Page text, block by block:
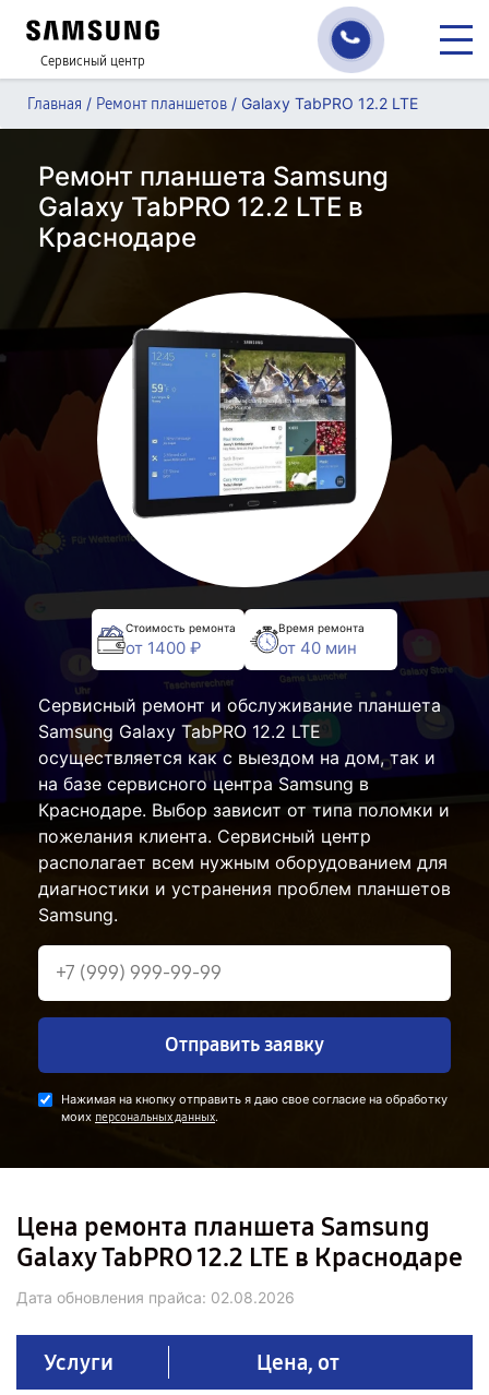
Сервисный центр
Главная / Ремонт планшетов / Galaxy TabPRO 12.2 LTE
Ремонт планшета Samsung
Galaxy TabPRO 12.2 LTE в
Краснодаре
Стоимость ремонта
от 1400 ₽
Время ремонта
от 40 мин
Сервисный ремонт и обслуживание планшета
Samsung Galaxy TabPRO 12.2 LTE
осуществляется как с выездом на дом, так и
на базе сервисного центра Samsung в
Краснодаре. Выбор зависит от типа поломки и
пожелания клиента. Сервисный центр
располагает всем нужным оборудованием для
диагностики и устранения проблем планшетов
Samsung.
Отправить заявку
Нажимая на кнопку отправить я даю свое согласие на обработку
моих персональных данных.
Цена ремонта планшета Samsung
Galaxy TabPRO 12.2 LTE в Краснодаре
Дата обновления прайса: 02.08.2026
Услуги Цена, от